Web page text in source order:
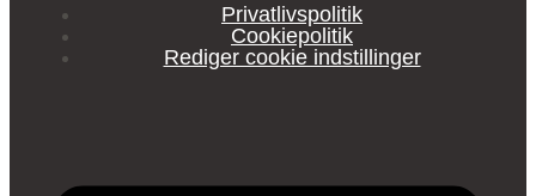
Privatlivspolitik
Cookiepolitik
Rediger cookie indstillinger